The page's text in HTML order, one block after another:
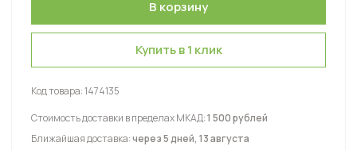
Купить в 1 клик
Код товара:1474135
Стоимость доставки в пределах МКАД:1 500 рублей
Ближайшая доставка:через 5 дней, 13 августа